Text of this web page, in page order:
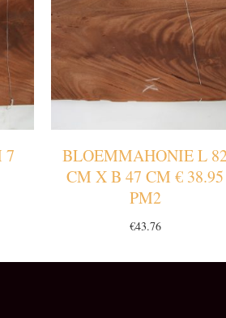
7
BLOEMMAHONIE L
CM X B 47 CM € 38.95
PM2
€43.76